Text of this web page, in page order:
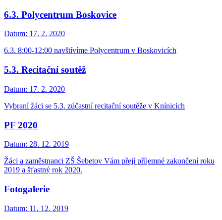
6.3. Polycentrum Boskovice
Datum: 17. 2. 2020
6.3. 8:00-12:00 navštívíme Polycentrum v Boskovicích
5.3. Recitační soutěž
Datum: 17. 2. 2020
Vybraní žáci se 5.3. zúčastní recitační soutěže v Knínicích
PF 2020
Datum: 28. 12. 2019
Žáci a zaměstnanci ZŠ Šebetov Vám přejí příjemné zakončení roku
2019 a šťastný rok 2020.
Fotogalerie
Datum: 11. 12. 2019